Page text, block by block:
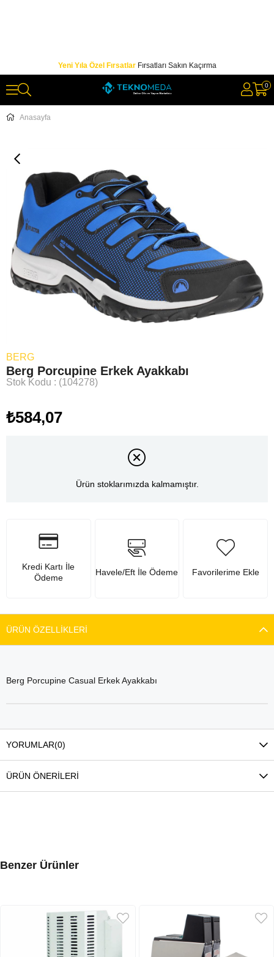
Yeni Yıla Özel FırsatlarFırsatları Sakın Kaçırma
0
Anasayfa
BERG
Berg Porcupine Erkek Ayakkabı
Stok Kodu (104278)
₺584,07
Ürün stoklarımızda kalmamıştır.
Kredi Kartı İle
Ödeme
Havele/Eft İle Ödeme Favorilerime Ekle
ÜRÜN ÖZELLIKLERI
Berg Porcupine Casual Erkek Ayakkabı
YORUMLAR(0)
ÜRÜN ÖNERILERI
Benzer Ürünler